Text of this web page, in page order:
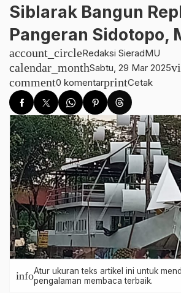
Siblarak Bangun
Pangeran Sidotopo,
account_circleRedaksi SieradMU
calendar_monthSabtu, 29 Mar 2025
comment0 komentarprintCetak
infoAtur ukuran teks artikel ini untuk
pengalaman membaca terbaik.